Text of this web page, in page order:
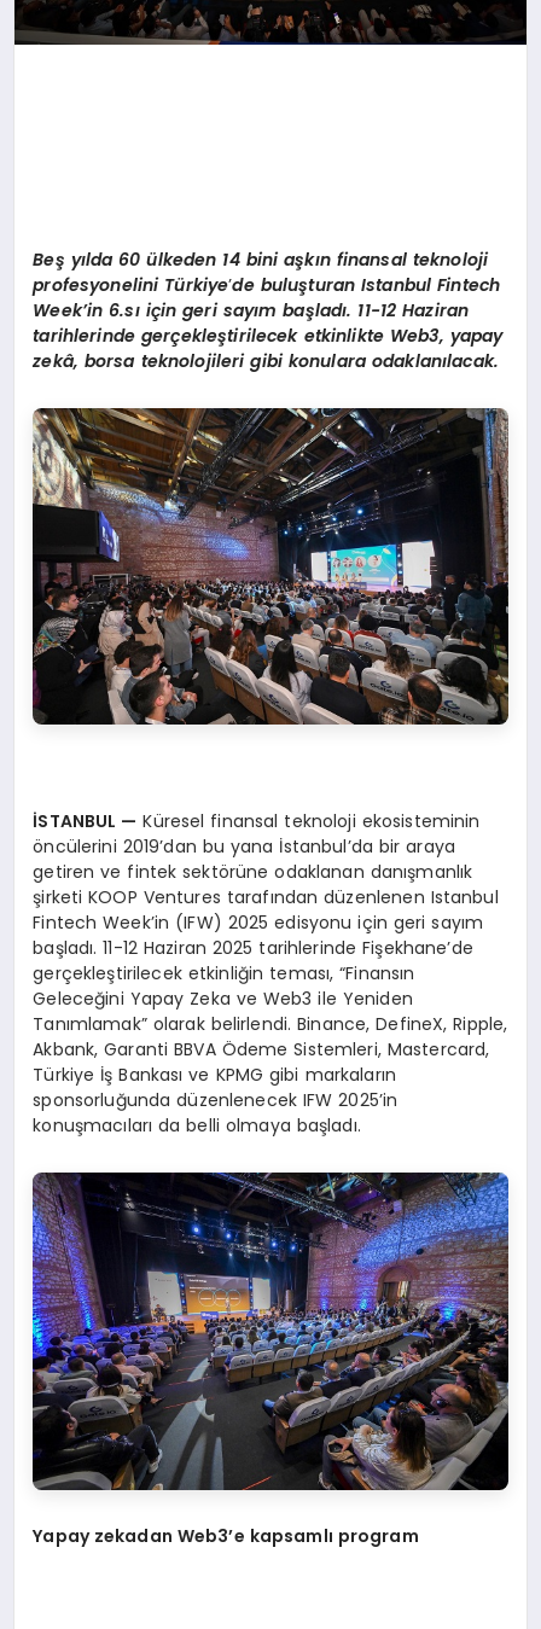
Beş yılda 60 ülkeden 14 bini aşkın finansal teknoloji
profesyonelini Türkiye’de buluşturan Istanbul Fintech
Week’in 6.sı için geri sayım başladı. 11-12 Haziran
tarihlerinde gerçekleştirilecek etkinlikte Web3, yapay
zekâ, borsa teknolojileri gibi konulara odaklanılacak.
İSTANBUL — Küresel finansal teknoloji ekosisteminin
öncülerini 2019’dan bu yana İstanbul’da bir araya
getiren ve fintek sektörüne odaklanan danışmanlık
şirketi KOOP Ventures tarafından düzenlenen Istanbul
Fintech Week’in (IFW) 2025 edisyonu için geri sayım
başladı. 11-12 Haziran 2025 tarihlerinde Fişekhane’de
gerçekleştirilecek etkinliğin teması, “Finansın
Geleceğini Yapay Zeka ve Web3 ile Yeniden
Tanımlamak” olarak belirlendi. Binance, DefineX, Ripple,
Akbank, Garanti BBVA Ödeme Sistemleri, Mastercard,
Türkiye İş Bankası ve KPMG gibi markaların
sponsorluğunda düzenlenecek IFW 2025’in
konuşmacıları da belli olmaya başladı.
Yapay zekadan Web3’e kapsamlı program